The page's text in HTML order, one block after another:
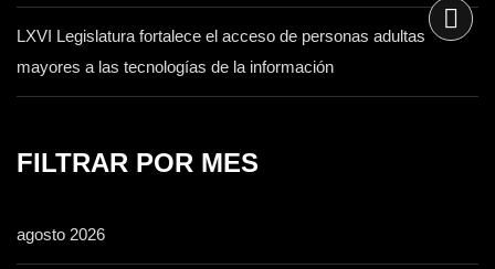
LXVI Legislatura fortalece el acceso de personas adultas
mayores a las tecnologías de la información
FILTRAR POR MES
agosto 2026